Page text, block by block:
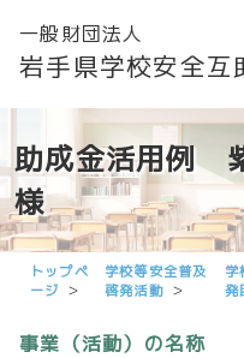
一般財団法人
岩手県学校安全互
助成金活用例
様
トップペ
ージ
学校等安全普及
啓発活動
学
発
事業（活動）の名称